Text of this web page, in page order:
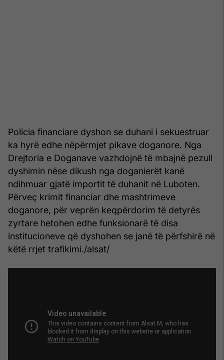
Policia financiare dyshon se duhani i sekuestruar
ka hyrë edhe nëpërmjet pikave doganore. Nga
Drejtoria e Doganave vazhdojnë të mbajnë pezull
dyshimin nëse dikush nga doganierët kanë
ndihmuar gjatë importit të duhanit në Luboten.
Përveç krimit financiar dhe mashtrimeve
doganore, për veprën keqpërdorim të detyrës
zyrtare hetohen edhe funksionarë të disa
institucioneve që dyshohen se janë të përfshirë në
këtë rrjet trafikimi./alsat/